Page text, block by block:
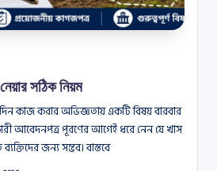
সঠিক নিয়ম
কাজ করার অভিজ্ঞতায় একটি বিষয় বারবার
আবেদনপত্র পূরণের আগেই ধরে নেন যে খাস
জন্য সম্ভব। বাস্তবে